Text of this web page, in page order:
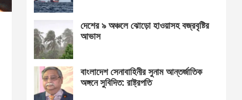
দেশের ৯ অঞ্চলে ঝোড়ো হাওয়াসহ বজ্রবৃষ্টির
আভাস
বাংলাদেশ সেনাবাহিনীর সুনাম আন্তর্জাতিক
অঙ্গনে সুবিদিত: রাষ্ট্রপতি